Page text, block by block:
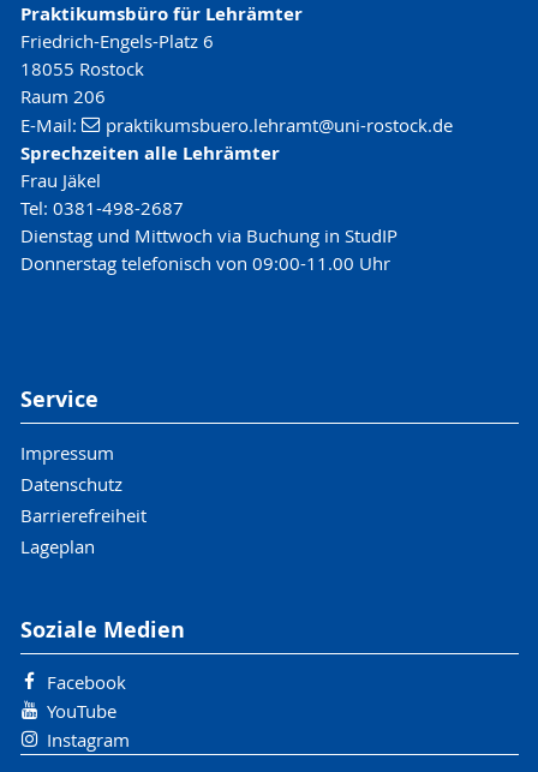
Praktikumsbüro für Lehrämter
Friedrich-Engels-Platz 6
18055 Rostock
Raum 206
E-Mail:
praktikumsbuero.lehramt@uni-rostock.de
Sprechzeiten alle Lehrämter
Frau Jäkel
Tel: 0381-498-2687
Dienstag und Mittwoch via Buchung in StudIP
Donnerstag telefonisch von 09:00-11.00 Uhr
Service
Impressum
Datenschutz
Barrierefreiheit
Lageplan
Soziale Medien
Facebook
YouTube
Instagram